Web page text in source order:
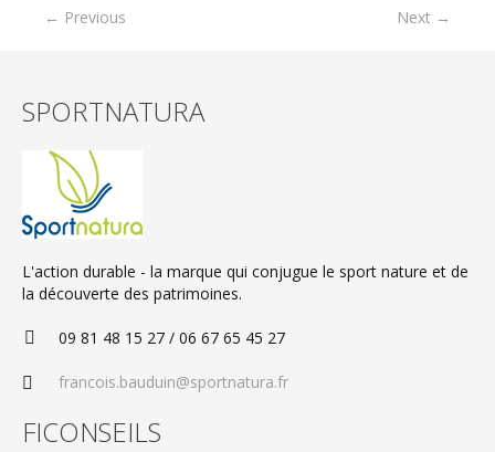
← Previous Next →
SPORTNATURA
L'action durable - la marque qui conjugue le sport nature et de
la découverte des patrimoines.
09 81 48 15 27 / 06 67 65 45 27
francois.bauduin@sportnatura.fr
FICONSEILS